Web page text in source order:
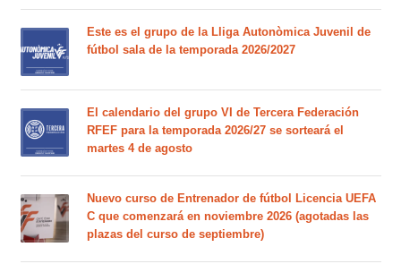
Este es el grupo de la Lliga Autonòmica Juvenil de
fútbol sala de la temporada 2026/2027
El calendario del grupo VI de Tercera Federación
RFEF para la temporada 2026/27 se sorteará el
martes 4 de agosto
Nuevo curso de Entrenador de fútbol Licencia UEFA
C que comenzará en noviembre 2026 (agotadas las
plazas del curso de septiembre)